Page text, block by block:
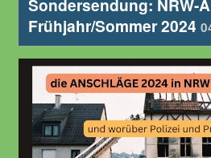
Sondersendung: NRW-
Frühjahr/Sommer 2024